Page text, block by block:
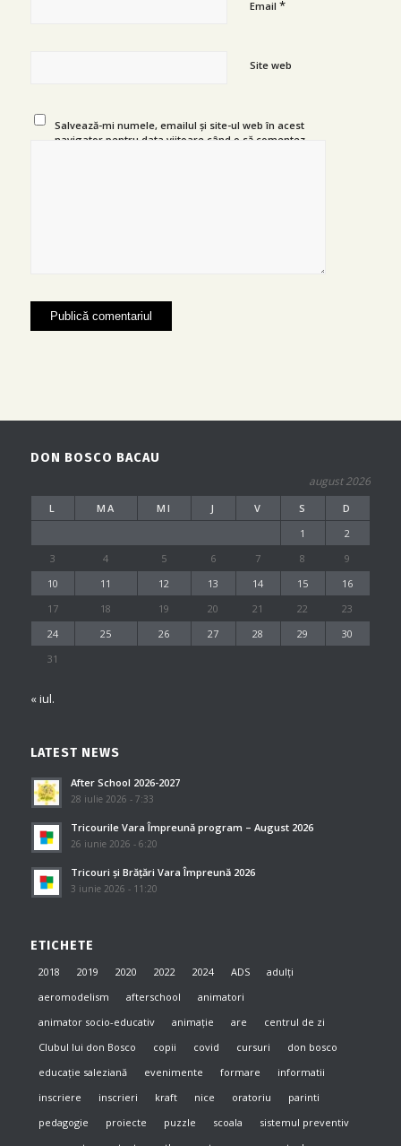
Email *
Site web
Salvează-mi numele, emailul și site-ul web în acest
navigator pentru data viitoare când o să comentez.
DON BOSCO BACAU
august 2026
L MA MI J V S
D
1
2
3
4 5 6 7 8
9
10
11 12 13 14 15
16
17
18 19 20 21 22
23
24
25 26 27 28 29
30
31
« iul.
LATEST NEWS
After School 2026-2027
28 iulie 2026 - 7:33
Tricourile Vara Împreună program – August 2026
26 iunie 2026 - 6:20
Tricouri și Brățări Vara Împreună 2026
3 iunie 2026 - 11:20
ETICHETE
2018 2019 2020 2022 2024 ADS
adulți
aeromodelism
afterschool
animatori
animator socio-educativ
animație are
centrul de zi
Clubul lui don Bosco
copii covid cursuri
don bosco
educație saleziană
evenimente formare
informatii
inscriere
inscrieri kraft nice oratoriu
parinti
pedagogie
proiecte puzzle scoala
sistemul preventiv